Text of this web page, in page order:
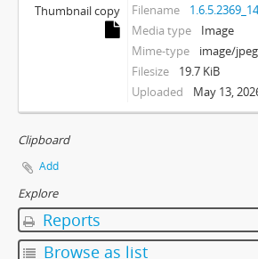
Thumbnail copy
Filename
Media type
Image
Mime-type
image/jpeg
Filesize
19.7 KiB
Uploaded
May 13,
Clipboard
Add
Explore
Reports
Browse as list